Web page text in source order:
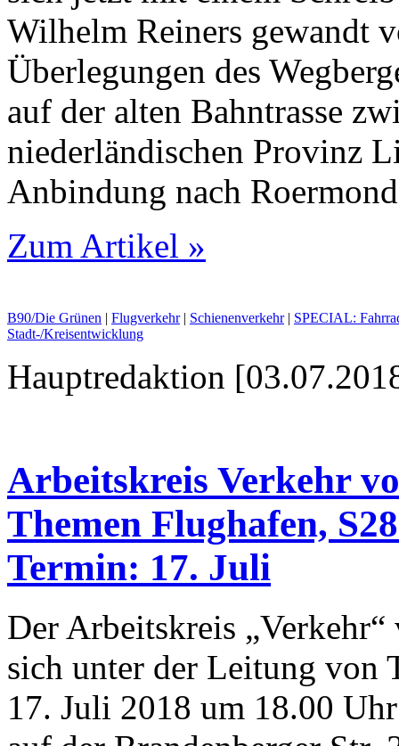
Wilhelm Reiners gewandt
Überlegungen des
auf der alten Bahntrasse
nieder­ländischen Provinz
Anbindung nach
Zum Artikel »
B90/Die Grünen | Flugverkehr| Schienenverkehr| SPECIAL:
Stadt-/Kreisentwicklung
Hauptredaktion
Arbeitskreis Verkehr
Themen Flughafen,
Termin: 17. Juli
Der Arbeitskreis
sich unter der Leitung von
17. Juli 2018 um 18.00